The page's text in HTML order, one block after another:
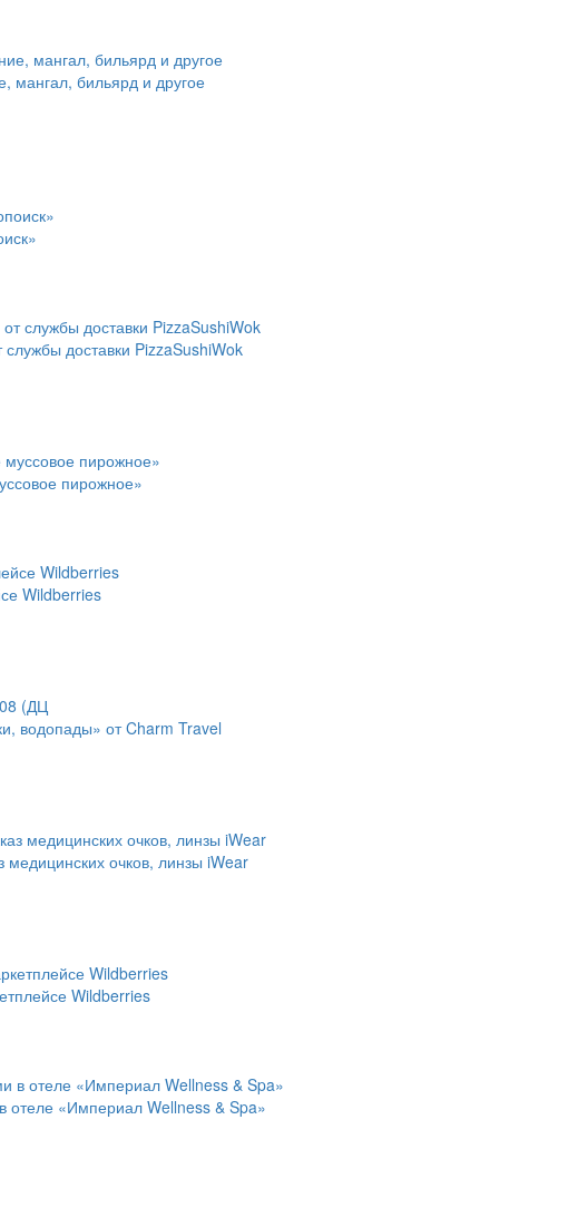
мангал, бильярд и другое
доставки PizzaSushiWok
пирожное»
Wildberries
водопады» от Charm Travel
медицинских очков, линзы iWear
Wildberries
отеле «Империал Wellness & Spa»